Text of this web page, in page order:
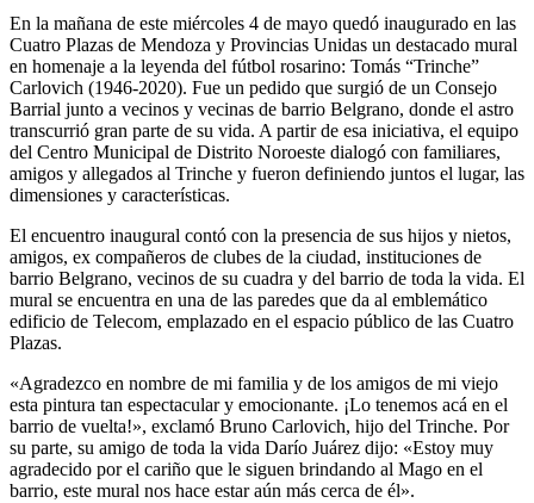
En la mañana de este miércoles 4 de mayo quedó inaugurado en las
Cuatro Plazas de Mendoza y Provincias Unidas un destacado mural
en homenaje a la leyenda del fútbol rosarino: Tomás “Trinche”
Carlovich (1946-2020). Fue un pedido que surgió de un Consejo
Barrial junto a vecinos y vecinas de barrio Belgrano, donde el astro
transcurrió gran parte de su vida. A partir de esa iniciativa, el equipo
del Centro Municipal de Distrito Noroeste dialogó con familiares,
amigos y allegados al Trinche y fueron definiendo juntos el lugar, las
dimensiones y características.
El encuentro inaugural contó con la presencia de sus hijos y nietos,
amigos, ex compañeros de clubes de la ciudad, instituciones de
barrio Belgrano, vecinos de su cuadra y del barrio de toda la vida. El
mural se encuentra en una de las paredes que da al emblemático
edificio de Telecom, emplazado en el espacio público de las Cuatro
Plazas.
«Agradezco en nombre de mi familia y de los amigos de mi viejo
esta pintura tan espectacular y emocionante. ¡Lo tenemos acá en el
barrio de vuelta!», exclamó Bruno Carlovich, hijo del Trinche. Por
su parte, su amigo de toda la vida Darío Juárez dijo: «Estoy muy
agradecido por el cariño que le siguen brindando al Mago en el
barrio, este mural nos hace estar aún más cerca de él».